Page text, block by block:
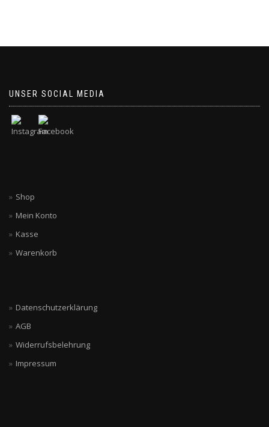
UNSER SOCIAL MEDIA
Shop
Mein Konto
Kasse
Warenkorb
Datenschutzerklärung
AGB
Widerrufsbelehrung
Impressum